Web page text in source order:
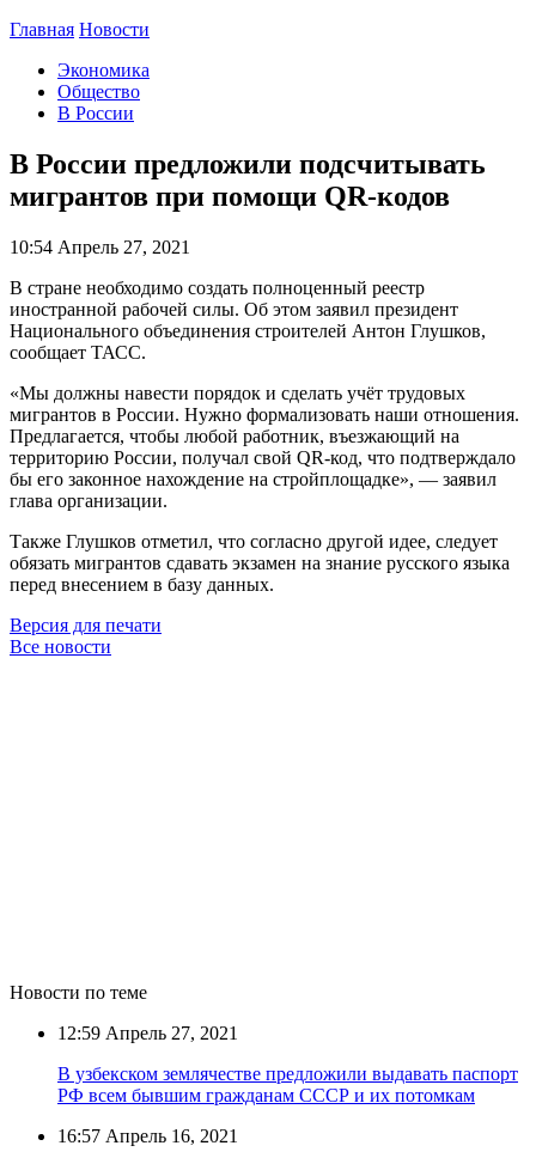
Главная Новости
Экономика
Общество
В России
В России предложили подсчитывать
мигрантов при помощи QR-кодов
10:54 Апрель 27, 2021
В стране необходимо создать полноценный реестр
иностранной рабочей силы. Об этом заявил президент
Национального объединения строителей Антон Глушков,
сообщает ТАСС.
«Мы должны навести порядок и сделать учёт трудовых
мигрантов в России. Нужно формализовать наши отношения.
Предлагается, чтобы любой работник, въезжающий на
территорию России, получал свой QR-код, что подтверждало
бы его законное нахождение на стройплощадке», — заявил
глава организации.
Также Глушков отметил, что согласно другой идее, следует
обязать мигрантов сдавать экзамен на знание русского языка
перед внесением в базу данных.
Версия для печати
Все новости
Новости по теме
12:59 Апрель 27, 2021
В узбекском землячестве предложили выдавать паспорт
РФ всем бывшим гражданам СССР и их потомкам
16:57 Апрель 16, 2021